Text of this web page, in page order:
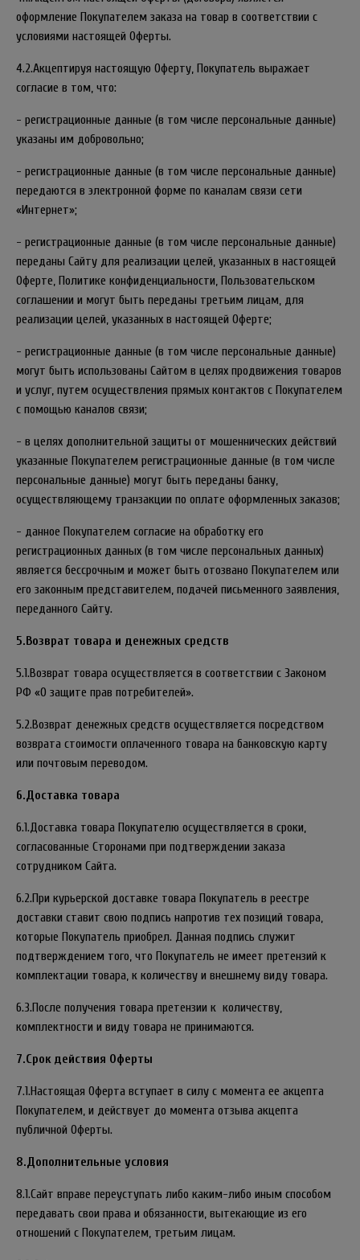
оформление Покупателем заказа на товар в соответствии с
условиями настоящей Оферты.
4.2.Акцептируя настоящую Оферту, Покупатель выражает
согласие в том, что:
- регистрационные данные (в том числе персональные данные)
указаны им добровольно;
- регистрационные данные (в том числе персональные данные)
передаются в электронной форме по каналам связи сети
«Интернет»;
- регистрационные данные (в том числе персональные данные)
переданы Сайту для реализации целей, указанных в настоящей
Оферте, Политике конфиденциальности, Пользовательском
соглашении и могут быть переданы третьим лицам, для
реализации целей, указанных в настоящей Оферте;
- регистрационные данные (в том числе персональные данные)
могут быть использованы Сайтом в целях продвижения товаров
и услуг, путем осуществления прямых контактов с Покупателем
с помощью каналов связи;
- в целях дополнительной защиты от мошеннических действий
указанные Покупателем регистрационные данные (в том числе
персональные данные) могут быть переданы банку,
осуществляющему транзакции по оплате оформленных заказов;
- данное Покупателем согласие на обработку его
регистрационных данных (в том числе персональных данных)
является бессрочным и может быть отозвано Покупателем или
его законным представителем, подачей письменного заявления,
переданного Сайту.
5.Возврат товара и денежных средств
5.1.Возврат товара осуществляется в соответствии с Законом
РФ «О защите прав потребителей».
5.2.Возврат денежных средств осуществляется посредством
возврата стоимости оплаченного товара на банковскую карту
или почтовым переводом.
6.Доставка товара
6.1.Доставка товара Покупателю осуществляется в сроки,
согласованные Сторонами при подтверждении заказа
сотрудником Сайта.
6.2.При курьерской доставке товара Покупатель в реестре
доставки ставит свою подпись напротив тех позиций товара,
которые Покупатель приобрел. Данная подпись служит
подтверждением того, что Покупатель не имеет претензий к
комплектации товара, к количеству и внешнему виду товара.
6.3.После получения товара претензии к количеству,
комплектности и виду товара не принимаются.
7.Срок действия Оферты
7.1.Настоящая Оферта вступает в силу с момента ее акцепта
Покупателем, и действует до момента отзыва акцепта
публичной Оферты.
8.Дополнительные условия
8.1.Сайт вправе переуступать либо каким-либо иным способом
передавать свои права и обязанности, вытекающие из его
отношений с Покупателем, третьим лицам.